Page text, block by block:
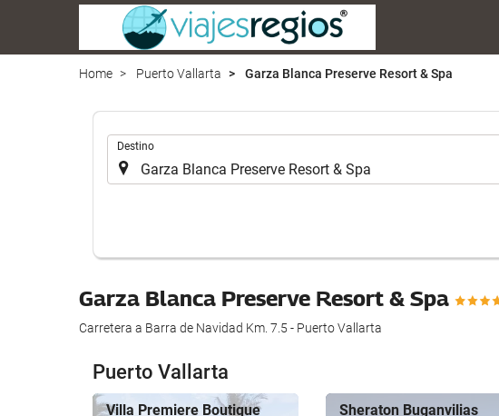
Home Puerto Vallarta Garza Blanca Preserve Resort & Spa
Destino
Garza Blanca Preserve Resort & Spa
Carretera a Barra de Navidad Km. 7.5 - Puerto Vallarta
Puerto Vallarta
Villa Premiere Boutique
Sheraton Buganvilias